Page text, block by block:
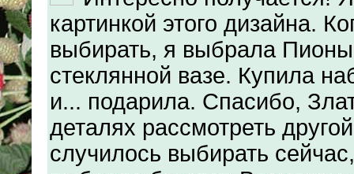
картинкой этого дизайна.
выбирать, я выбрала Пионы
стеклянной вазе. Купила
и... подарила. Спасибо,
деталях рассмотреть
случилось выбирать